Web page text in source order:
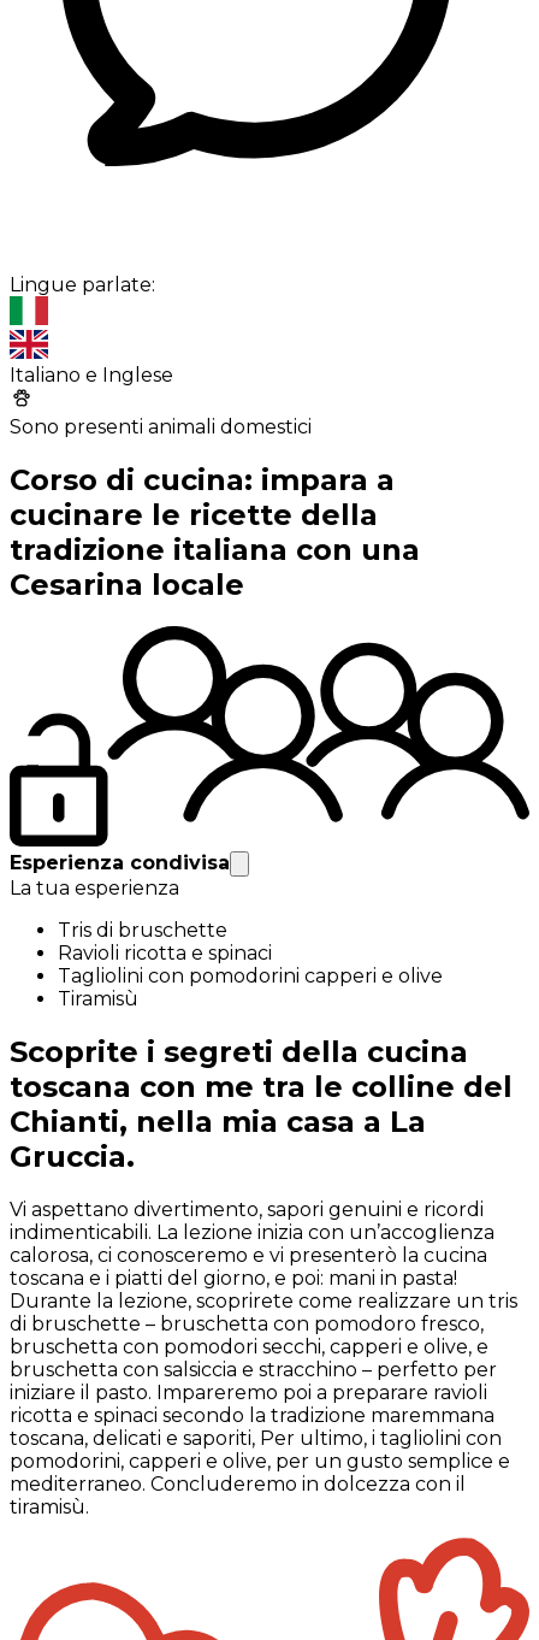
Lingue parlate:
Italiano e Inglese
Sono presenti animali domestici
Corso di cucina: impara a
cucinare le ricette della
tradizione italiana con una
Cesarina locale
Esperienza condivisa
La tua esperienza
Tris di bruschette
Ravioli ricotta e spinaci
Tagliolini con pomodorini capperi e olive
Tiramisù
Scoprite i segreti della cucina
toscana con me tra le colline del
Chianti, nella mia casa a La
Gruccia.
Vi aspettano divertimento, sapori genuini e ricordi
indimenticabili. La lezione inizia con un’accoglienza
calorosa, ci conosceremo e vi presenterò la cucina
toscana e i piatti del giorno, e poi: mani in pasta!
Durante la lezione, scoprirete come realizzare un tris
di bruschette – bruschetta con pomodoro fresco,
bruschetta con pomodori secchi, capperi e olive, e
bruschetta con salsiccia e stracchino – perfetto per
iniziare il pasto. Impareremo poi a preparare ravioli
ricotta e spinaci secondo la tradizione maremmana
toscana, delicati e saporiti, Per ultimo, i tagliolini con
pomodorini, capperi e olive, per un gusto semplice e
mediterraneo. Concluderemo in dolcezza con il
tiramisù.